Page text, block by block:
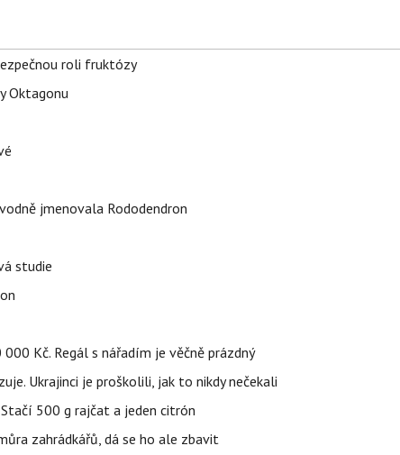
roli fruktózy
Oktagonu
jmenovala Rododendron
studie
Kč. Regál s nářadím je věčně prázdný
Ukrajinci je proškolili, jak to nikdy nečekali
500 g rajčat a jeden citrón
zahrádkářů, dá se ho ale zbavit